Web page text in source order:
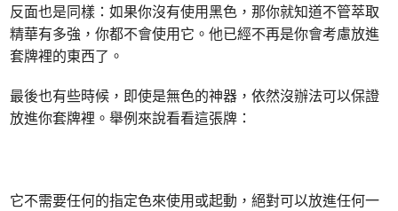
反面也是同樣：如果你沒有使用黑色，那你就知道不管萃取
精華有多強，你都不會使用它。他已經不再是你會考慮放進
套牌裡的東西了。
最後也有些時候，即使是無色的神器，依然沒辦法可以保證
放進你套牌裡。舉例來說看看這張牌：
它不需要任何的指定色來使用或起動，絕對可以放進任何一